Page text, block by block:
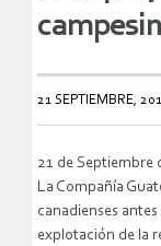
21 SEPTIEMBRE,
21 de Septiembre
La Compañía
canadienses
explotación de la